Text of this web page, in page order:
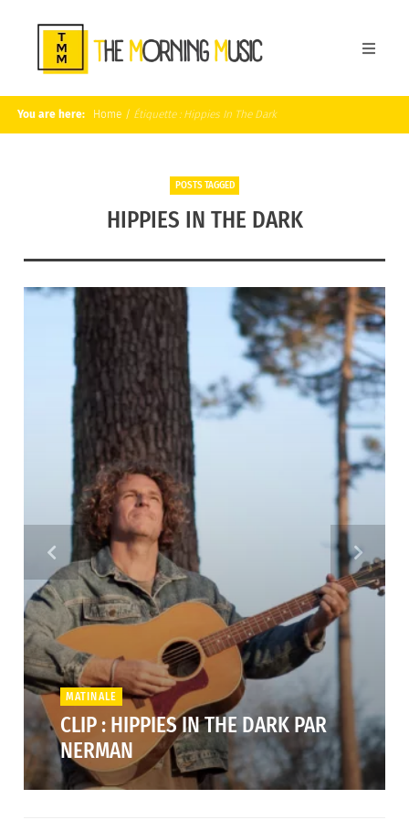
You are here: Home / Étiquette : Hippies In The Dark
POSTS TAGGED
HIPPIES IN THE DARK
MATINALE
CLIP : HIPPIES IN THE DARK PAR
NERMAN